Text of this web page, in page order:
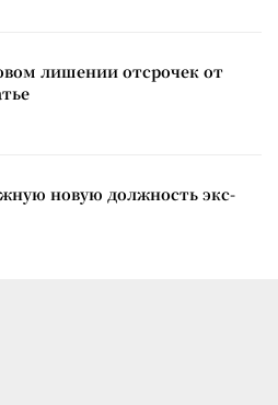
лишении отсрочек от
новую должность экс-